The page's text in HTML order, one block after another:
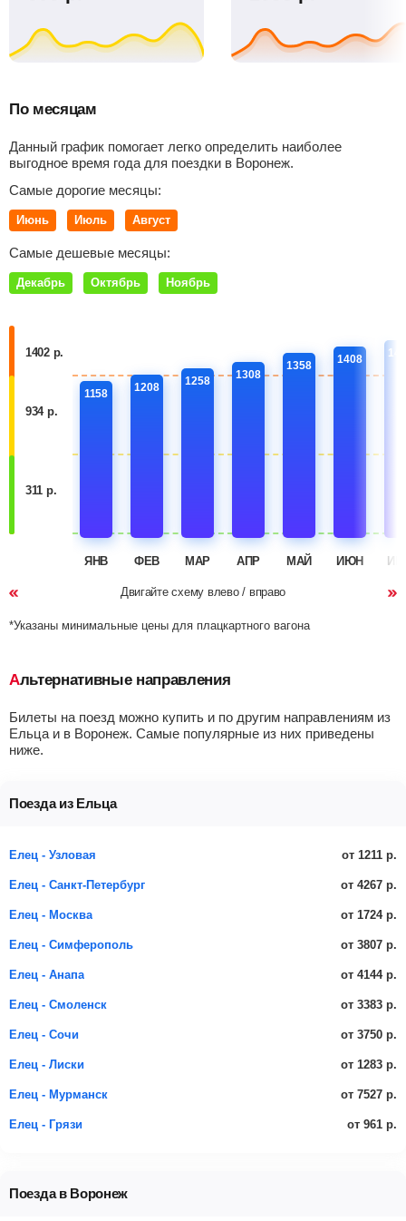
По месяцам
Данный график помогает легко определить наиболее
выгодное время года для поездки в Воронеж.
Самые дорогие месяцы:
Июнь Июль Август
Самые дешевые месяцы:
Декабрь Октябрь Ноябрь
1402 р.
934 р.
311 р.
1158
ЯНВ
1208
ФЕВ
1258
МАР
1308
АПР
1358
МАЙ
1408
ИЮН
Двигайте схему влево / вправо
*Указаны минимальные цены для плацкартного вагона
Альтернативные направления
Билеты на поезд можно купить и по другим направлениям из
Ельца и в Воронеж. Самые популярные из них приведены
ниже.
Поезда из Ельца
Елец - Узловая от 1211 р.
Елец - Санкт-Петербург от 4267 р.
Елец - Москва от 1724 р.
Елец - Симферополь от 3807 р.
Елец - Анапа от 4144 р.
Елец - Смоленск от 3383 р.
Елец - Сочи от 3750 р.
Елец - Лиски от 1283 р.
Елец - Мурманск от 7527 р.
Елец - Грязи от 961 р.
Поезда в Воронеж